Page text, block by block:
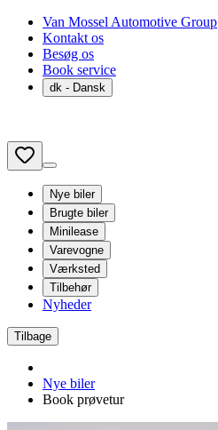
Van Mossel Automotive Group
Kontakt os
Besøg os
Book service
dk - Dansk
Nye biler
Brugte biler
Minilease
Varevogne
Værksted
Tilbehør
Nyheder
Tilbage
Nye biler
Book prøvetur